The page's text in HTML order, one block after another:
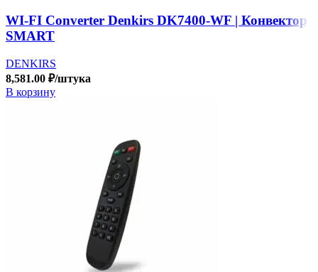
WI-FI Converter Denkirs DK7400-WF | Конвектор
SMART
DENKIRS
8,581.00 ₽/штука
В корзину